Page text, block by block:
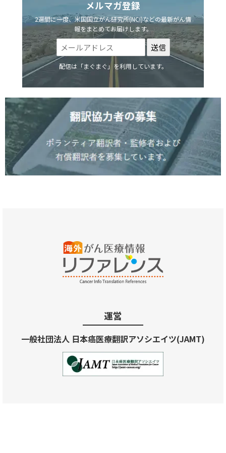
メルマガ登録
2週間に一度、米国国立がん研究所(NCI)などの最新がん情
報をまとめてお届けします。
配信は「まぐまぐ」を利用しています。
運営
一般社団法人 日本癌医療翻訳アソシエイツ(JAMT)